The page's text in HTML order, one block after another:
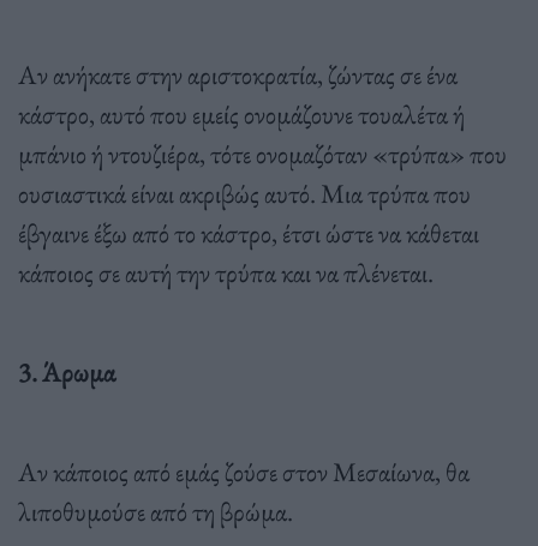
Αν ανήκατε στην αριστοκρατία, ζώντας σε ένα
κάστρο, αυτό που εμείς ονομάζουνε τουαλέτα ή
μπάνιο ή ντουζιέρα, τότε ονομαζόταν «τρύπα» που
ουσιαστικά είναι ακριβώς αυτό. Μια τρύπα που
έβγαινε έξω από το κάστρο, έτσι ώστε να κάθεται
κάποιος σε αυτή την τρύπα και να πλένεται.
3. Άρωμα
Αν κάποιος από εμάς ζούσε στον Μεσαίωνα, θα
λιποθυμούσε από τη βρώμα.